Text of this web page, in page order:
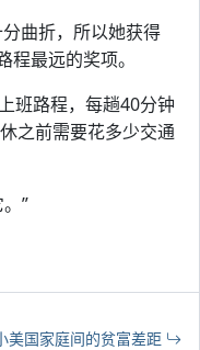
曲折，所以她获得
最远的奖项。
班路程，每趟40分钟
之前需要花多少交通
”
美国家庭间的贫富差距